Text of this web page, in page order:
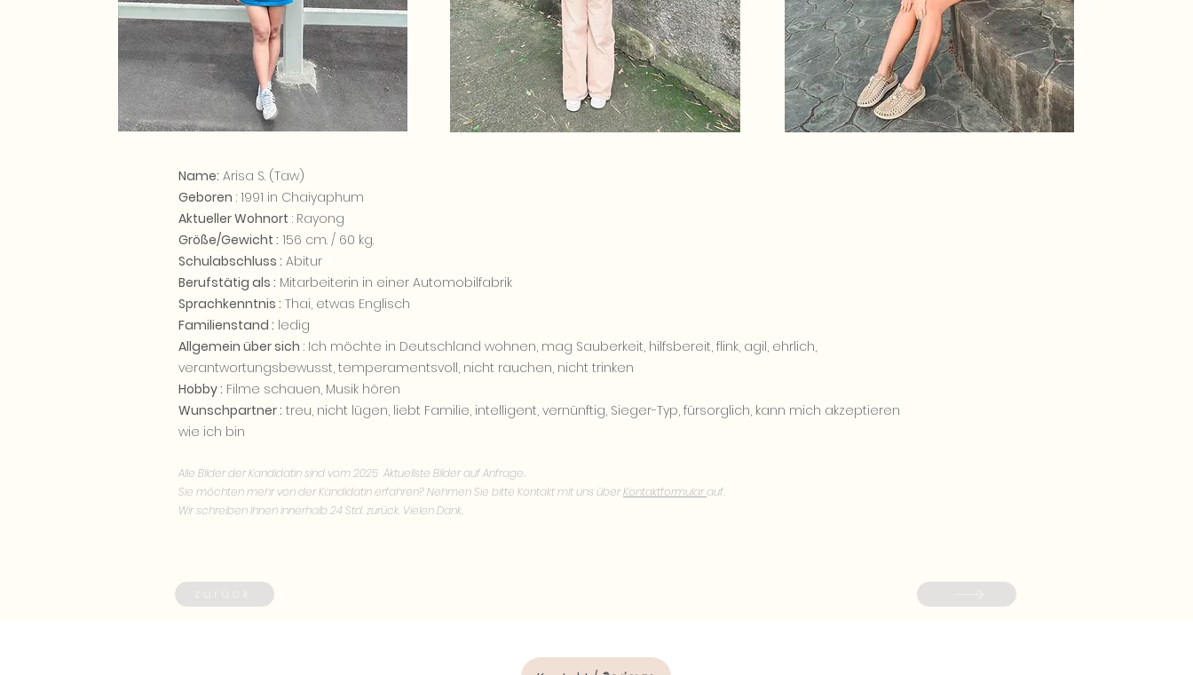
Name: Arisa S. (Taw)
Geboren : 1991 in Chaiyaphum
Aktueller Wohnort : Rayong
Größe/Gewicht : 156 cm. / 60 kg.
Schulabschluss : Abitur
Berufstätig als : Mitarbeiterin in einer Automobilfabrik
Sprachkenntnis : Thai, etwas Englisch
Familienstand : ledig
Allgemein über sich : Ich möchte in Deutschland wohnen, mag Sauberkeit, hilfsbereit, flink, agil, ehrlich,
verantwortungsbewusst, temperamentsvoll, nicht rauchen, nicht trinken
Hobby : Filme schauen, Musik hören
Wunschpartner : treu, nicht lügen, liebt Familie, intelligent, vernünftig, Sieger-Typ, fürsorglich, kann mich akzeptieren
wie ich bin
Alle Bilder der Kandidatin sind vom 2025 Aktuellste Bilder auf Anfrage.
Sie möchten mehr von der Kandidatin erfahren? Nehmen Sie bitte Kontakt mit uns überKontaktformularauf.
Wir schreiben Ihnen innerhalb 24 Std. zurück. Vielen Dank.
zurück